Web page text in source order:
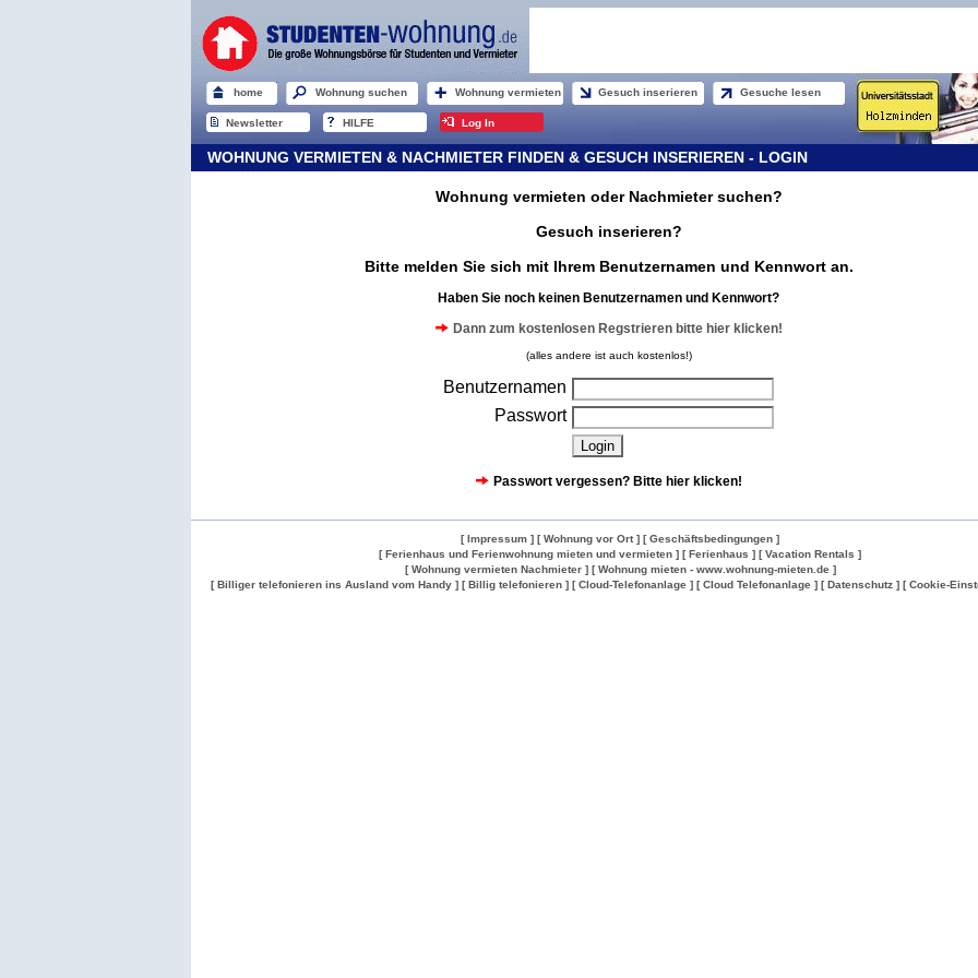
home Wohnung suchen Wohnung vermieten Gesuch inserieren Gesuche lesen
Newsletter HILFE Log In
WOHNUNG VERMIETEN & NACHMIETER FINDEN & GESUCH INSERIEREN - LOGIN
Wohnung vermieten oder Nachmieter suchen?
Gesuch inserieren?
Bitte melden Sie sich mit Ihrem Benutzernamen und Kennwort an.
Haben Sie noch keinen Benutzernamen und Kennwort?
Dann zum kostenlosen Regstrieren bitte hier klicken!
(alles andere ist auch kostenlos!)
Benutzernamen
Passwort
Passwort vergessen? Bitte hier klicken!
[ Impressum ] [ Wohnung vor Ort ] [ Geschäftsbedingungen ]
[ Ferienhaus und Ferienwohnung mieten und vermieten ] [ Ferienhaus ] [ Vacation Rentals ]
[ Wohnung vermieten Nachmieter ] [ Wohnung mieten - www.wohnung-mieten.de ]
[ Billiger telefonieren ins Ausland vom Handy ] [ Billig telefonieren ] [ Cloud-Telefonanlage ] [ Cloud Telefonanlage ] [ Datenschutz ] [ Cookie-